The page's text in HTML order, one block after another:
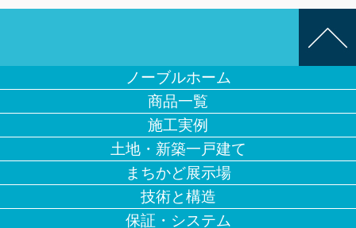
ノーブルホーム
商品一覧
施工実例
土地・新築一戸建て
まちかど展示場
技術と構造
保証・システム